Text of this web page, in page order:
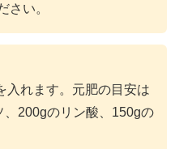
さい。
入れます。元肥の目安は
200gのリン酸、150gの